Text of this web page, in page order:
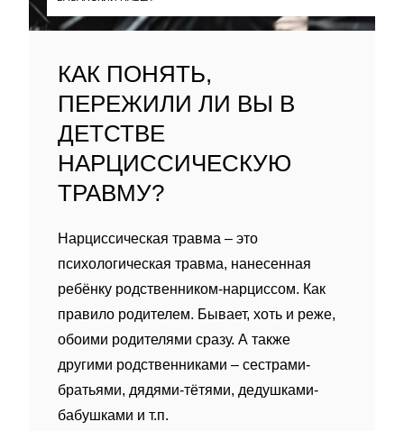
КАК ПОНЯТЬ,
ПЕРЕЖИЛИ ЛИ ВЫ В
ДЕТСТВЕ
НАРЦИССИЧЕСКУЮ
ТРАВМУ?
Нарциссическая травма – это
психологическая травма, нанесенная
ребëнку родственником-нарциссом. Как
правило родителем. Бывает, хоть и реже,
обоими родителями сразу. А также
другими родственниками – сестрами-
братьями, дядями-тëтями, дедушками-
бабушками и т.п.